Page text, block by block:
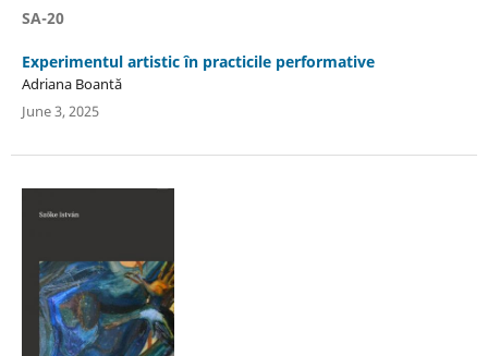
SA-20
Experimentul artistic în practicile performative
Adriana Boantă
June 3, 2025